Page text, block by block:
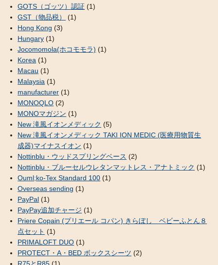
GOTS（ゴッツ）認証 (1)
GST（物品税）
(1)
Hong Kong (3)
Hungary (1)
Jocomomola(ホコモモラ) (1)
Korea (1)
Macau (1)
Malaysia (1)
manufacturer (1)
MONOQLO (2)
MONOマガジン (1)
New 滝風イオンメディック (5)
New 滝風イオンメディック TAKI ION MEDIC (医療用物質生
成器)マイナスイオン (1)
Nottinblu・ウッドスプリングベース (2)
Nottinblu・ブルーセルウレタンマットレス・アナトミック (1)
Ouml;ko-Tex Standard 100 (1)
Overseas sending (1)
PayPal (1)
PayPay追加チャージ (1)
Priere Copain (プリエール コパン) きらぼし ベビーふとん８
点セット (1)
PRIMALOFT DUO (1)
PROTECT・A・BED ボックスシーツ (2)
R75とR85 (1)